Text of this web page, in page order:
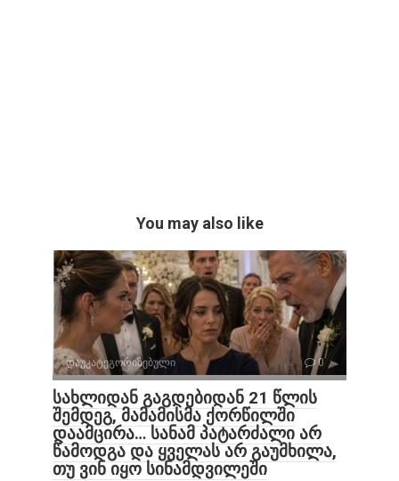
You may also like
დაუკატეგორიზებული 0
სახლიდან გაგდებიდან 21 წლის
შემდეგ, მამამისმა ქორწილში
დაამცირა… სანამ პატარძალი არ
წამოდგა და ყველას არ გაუმხილა,
თუ ვინ იყო სინამდვილეში